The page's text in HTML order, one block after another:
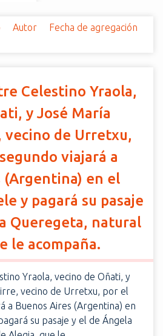
Autor Fecha de agregación
Celestino Yraola,
y José María
vecino de Urretxu,
viajará a
(Argentina) en el
y pagará su pasaje
Queregeta, natural
le acompaña.
Yraola, vecino de Oñati, y
vecino de Urretxu, por el
a Buenos Aires (Argentina) en
su pasaje y el de Ángela